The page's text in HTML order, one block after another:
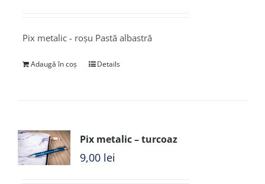
Pix metalic - roșu Pastă albastră
Adaugă în coș Details
Pix metalic – turcoaz
9,00 lei